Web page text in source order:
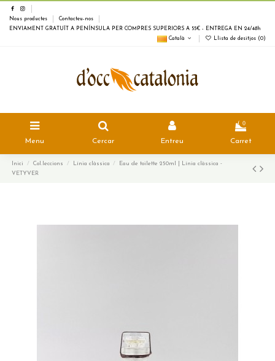
Nous productes
Contacteu-nos
ENVIAMENT GRATUÏT A PENÍNSULA PER COMPRES SUPERIORS A 55€ - ENTREGA EN 24/48h
Català
Llista de desitjos (0)
Menu Cercar Entreu
0
Carret
Inici Col.leccions Línia clàssica
Eau de toilette 250ml | Línia clàssica -
VETYVER